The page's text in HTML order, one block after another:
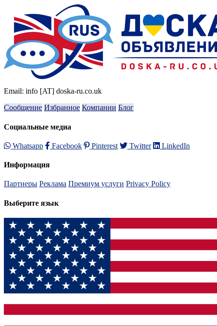
Email: info [AT] doska-ru.co.uk
Сообщение Избранное Компании Блог
Социальные медиа
Whatsapp Facebook Pinterest Twitter LinkedIn
Информация
Партнеры Реклама Премиум услуги Privacy Policy
Выберите язык